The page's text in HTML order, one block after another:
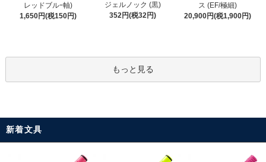
レッドブルｰ軸)
1,650円(税150円)
ジェルノック (黒)
352円(税32円)
ス (EF/極細)
20,900円(税1,900円)
もっと見る
新着文具